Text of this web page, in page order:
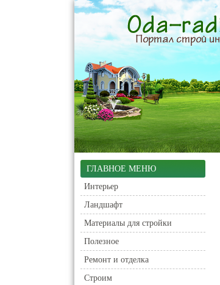
ГЛАВНОЕ МЕНЮ
Интерьер
Ландшафт
Материалы для стройки
Полезное
Ремонт и отделка
Строим